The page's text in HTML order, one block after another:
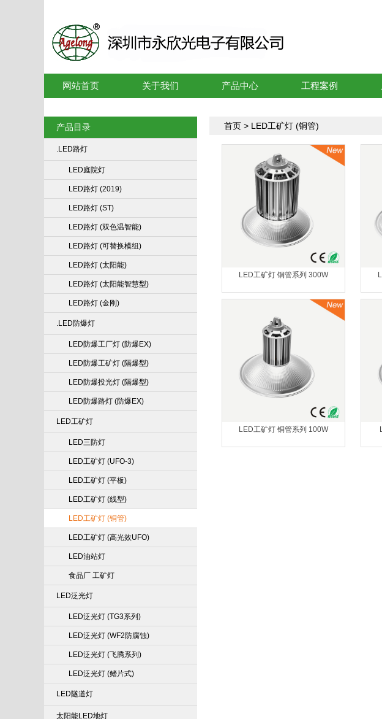
网站首页 关于我们 产品中心 工程案例
产品目录
.LED路灯
LED庭院灯
LED路灯 (2019)
LED路灯 (ST)
LED路灯 (双色温智能)
LED路灯 (可替换模组)
LED路灯 (太阳能)
LED路灯 (太阳能智慧型)
LED路灯 (金刚)
.LED防爆灯
LED防爆工厂灯 (防爆EX)
LED防爆工矿灯 (隔爆型)
LED防爆投光灯 (隔爆型)
LED防爆路灯 (防爆EX)
LED工矿灯
LED三防灯
LED工矿灯 (UFO-3)
LED工矿灯 (平板)
LED工矿灯 (线型)
LED工矿灯 (铜管)
LED工矿灯 (高光效UFO)
LED油站灯
食品厂 工矿灯
LED泛光灯
LED泛光灯 (TG3系列)
LED泛光灯 (WF2防腐蚀)
LED泛光灯 (飞腾系列)
LED泛光灯 (鳍片式)
LED隧道灯
太阳能LED地灯
首页 > LED工矿灯 (铜管)
LED工矿灯 铜管系列 300W
LED工矿灯 铜管系列 100W